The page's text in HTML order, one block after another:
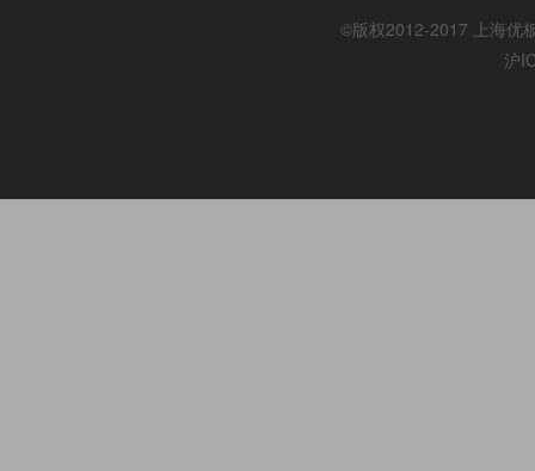
©版权2012-2017 上海优
沪